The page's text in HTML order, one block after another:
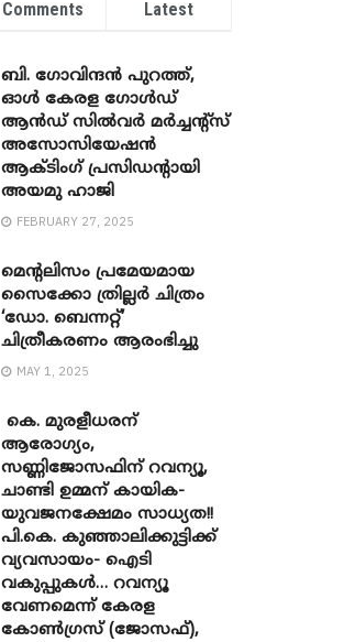
Comments Latest
ബി. ​ഗോവിന്ദൻ പുറത്ത്,
ഓൾ കേരള ഗോൾഡ്
ആൻഡ് സിൽവർ മർച്ചന്റ്സ്
അസോസിയേഷൻ
ആക്ടിംഗ് പ്രസിഡന്റായി
അയമു ഹാജി
FEBRUARY 27, 2025
മെന്‍റലിസം പ്രമേയമായ
സൈക്കോ ത്രില്ലർ ചിത്രം
‘ഡോ. ബെന്നറ്റ്’
ചിത്രീകരണം ആരംഭിച്ചു
MAY 1, 2025
കെ. മുരളീധരന്
ആരോഗ്യം,
സണ്ണിജോസഫിന് റവന്യൂ,
ചാണ്ടി ഉമ്മന് കായിക-
യുവജനക്ഷേമം സാധ്യത!!
പി.കെ. കുഞ്ഞാലിക്കുട്ടിക്ക്
വ്യവസായം- ഐടി
വകുപ്പുകൾ… റവന്യൂ
വേണമെന്ന് കേരള
കോൺഗ്രസ് (ജോസഫ്),